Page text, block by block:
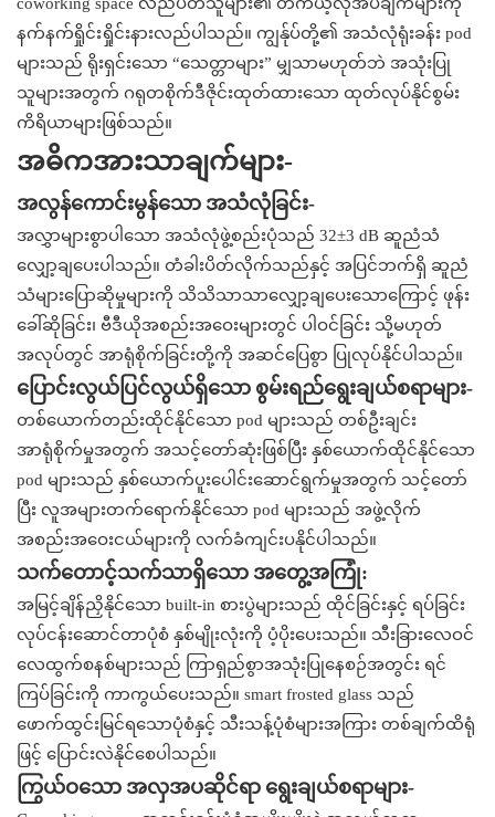
နက်နက်ရှိုင်းရှိုင်းနားလည်ပါသည်။ ကျွန်ုပ်တို့၏ အသံလုံရုံးခန်း pod
များသည် ရိုးရှင်းသော “သေတ္တာများ” မျှသာမဟုတ်ဘဲ အသုံးပြု
သူများအတွက် ဂရုတစိုက်ဒီဇိုင်းထုတ်ထားသော ထုတ်လုပ်နိုင်စွမ်း
ကိရိယာများဖြစ်သည်။
အဓိကအားသာချက်များ-
အလွန်ကောင်းမွန်သော အသံလုံခြင်း-
အလွှာများစွာပါသော အသံလုံဖွဲ့စည်းပုံသည် 32±3 dB ဆူညံသံ
လျှော့ချပေးပါသည်။ တံခါးပိတ်လိုက်သည်နှင့် အပြင်ဘက်ရှိ ဆူညံ
သံများပြောဆိုမှုများကို သိသိသာသာလျှော့ချပေးသောကြောင့် ဖုန်း
ခေါ်ဆိုခြင်း၊ ဗီဒီယိုအစည်းအဝေးများတွင် ပါဝင်ခြင်း သို့မဟုတ်
အလုပ်တွင် အာရုံစိုက်ခြင်းတို့ကို အဆင်ပြေစွာ ပြုလုပ်နိုင်ပါသည်။
ပြောင်းလွယ်ပြင်လွယ်ရှိသော စွမ်းရည်ရွေးချယ်စရာများ-
တစ်ယောက်တည်းထိုင်နိုင်သော pod များသည် တစ်ဦးချင်း
အာရုံစိုက်မှုအတွက် အသင့်တော်ဆုံးဖြစ်ပြီး နှစ်ယောက်ထိုင်နိုင်သော
pod များသည် နှစ်ယောက်ပူးပေါင်းဆောင်ရွက်မှုအတွက် သင့်တော်
ပြီး လူအများတက်ရောက်နိုင်သော pod များသည် အဖွဲ့လိုက်
အစည်းအဝေးငယ်များကို လက်ခံကျင်းပနိုင်ပါသည်။
သက်တောင့်သက်သာရှိသော အတွေ့အကြုံ:
အမြင့်ချိန်ညှိနိုင်သော built-in စားပွဲများသည် ထိုင်ခြင်းနှင့် ရပ်ခြင်း
လုပ်ငန်းဆောင်တာပုံစံ နှစ်မျိုးလုံးကို ပံ့ပိုးပေးသည်။ သီးခြားလေဝင်
လေထွက်စနစ်များသည် ကြာရှည်စွာအသုံးပြုနေစဉ်အတွင်း ရင်
ကြပ်ခြင်းကို ကာကွယ်ပေးသည်။ smart frosted glass သည်
ဖောက်ထွင်းမြင်ရသောပုံစံနှင့် သီးသန့်ပုံစံများအကြား တစ်ချက်ထိရုံ
ဖြင့် ပြောင်းလဲနိုင်စေပါသည်။
ကြွယ်ဝသော အလှအပဆိုင်ရာ ရွေးချယ်စရာများ-